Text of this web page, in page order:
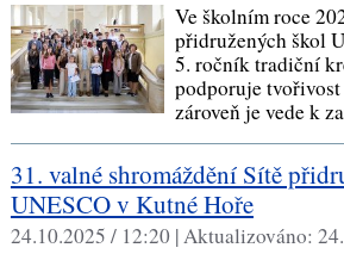
Ve školním roce
přidružených škol
5. ročník tradiční
podporuje tvořivost
zároveň je vede k
31. valné shromáždění Sítě
UNESCO v Kutné Hoře
24.10.2025 / 12:20 |Aktualizováno: